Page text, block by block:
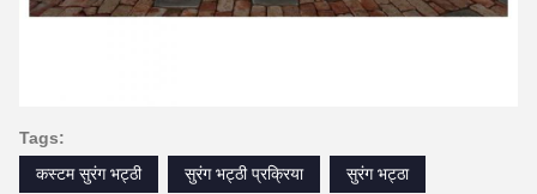
Tags:
कस्टम सुरंग भट्ठी
सुरंग भट्ठी प्रक्रिया सुरंग भट्ठा